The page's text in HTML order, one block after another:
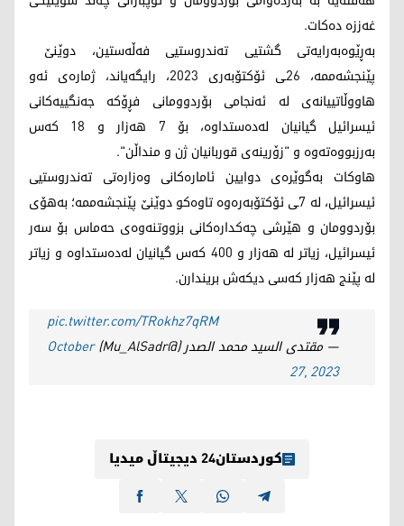
غەززە دەکات.
بەڕێوەبەرایەتی گشتیی تەندروستیی فەڵەستین، دوێنێ
پێنجشەممە، 26ـی ئۆکتۆبەری 2023، رایگەیاند، ژمارەی ئەو
هاووڵاتییانەی لە ئەنجامی بۆردوومانی فڕۆکە جەنگییەکانی
ئیسرائیل گیانیان لەدەستداوە، بۆ 7 هەزار و 18 کەس
بەرزبووەتەوە و "زۆرینەی قوربانیان ژن و منداڵن".
هاوکات بەگوێرەی دوایین ئامارەکانی وەزارەتی تەندروستیی
ئیسرائیل، لە 7ـی ئۆکتۆبەرەوە تاوەکو دوێنێ پێنجشه‌ممه‌؛ بەهۆی
بۆردوومان و هێرشی چەکدارەکانی بزووتنەوەی حەماس بۆ سەر
ئیسرائیل، زیاتر لە هەزار و 400 کەس گیانیان لەدەستداوە و زیاتر
لە پێنج هەزار کەسی دیکەش بریندارن.
pic.twitter.com/TRokhz7qRM
— مقتدى السيد محمد الصدر (@Mu_AlSadr)
October
27, 2023
کوردستان24 دیجیتاڵ میدیا